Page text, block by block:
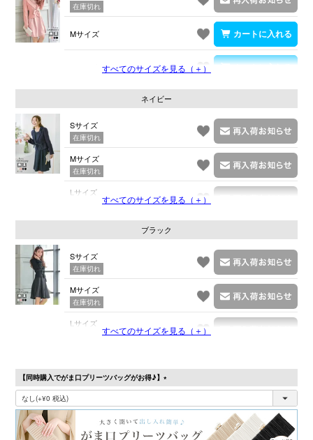
在庫切れ
Mサイズ
すべてのサイズを見る（＋）
ネイビー
Sサイズ
在庫切れ
Mサイズ
在庫切れ
Lサイズ
すべてのサイズを見る（＋）
ブラック
Sサイズ
在庫切れ
Mサイズ
在庫切れ
Lサイズ
すべてのサイズを見る（＋）
【同時購入でがま口プリーツバッグがお得♪】
(必